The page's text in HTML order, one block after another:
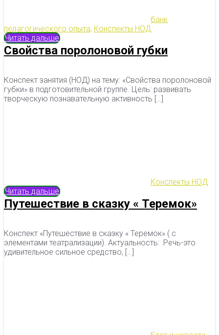
банк
педагогического опыта, Конспекты НОД
Читать дальше
Свойства поролоновой губки
Конспект занятия (НОД) на тему: «Свойства поролоновой
губки» в подготовительной группе. Цель: развивать
творческую познавательную активность […]
Конспекты НОД
Читать дальше
Путешествие в сказку « Теремок»
Конспект «Путешествие в сказку « Теремок» ( с
элементами театрализации). Актуальность: Речь-это
удивительное сильное средство, […]